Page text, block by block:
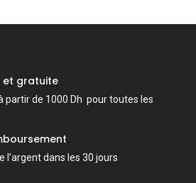
et gratuite
partir de 1000 Dh pour toutes les
l’argent dans les 30 jours